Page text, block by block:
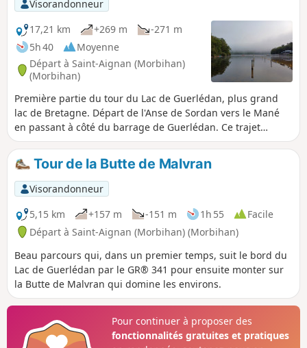
Visorandonneur
17,21 km
+269 m
-271 m
5h 40
Moyenne
Départ à Saint-Aignan (Morbihan)
(Morbihan)
Première partie du tour du Lac de Guerlédan, plus grand
lac de Bretagne. Départ de l'Anse de Sordan vers le Mané
en passant à côté du barrage de Guerlédan. Ce trajet
s'effectue par l'Est du lac.
Tour de la Butte de Malvran
Visorandonneur
5,15 km
+157 m -151 m 1h 55
Facile
Départ à Saint-Aignan (Morbihan) (Morbihan)
Beau parcours qui, dans un premier temps, suit le bord du
Lac de Guerlédan par le GR® 341 pour ensuite monter sur
la Butte de Malvran qui domine les environs.
Pour continuer à proposer des
fonctionnalités gratuites et pratiques